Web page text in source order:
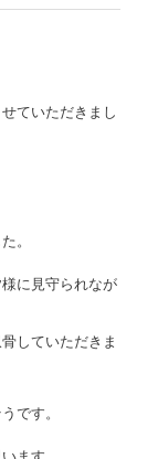
ていただきまし
。
に見守られなが
していただきま
です。